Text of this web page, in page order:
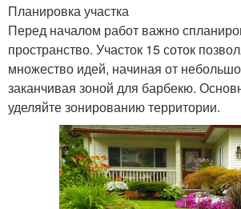
Планировка участка
Перед началом работ важно
пространство. Участок 15 соток
множество идей, начиная от
заканчивая зоной для барбекю.
уделяйте зонированию территории.